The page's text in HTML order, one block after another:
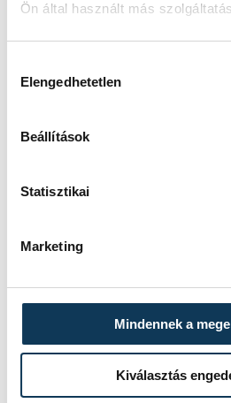
Ön által használt más
Elengedhetetlen
Beállítások
Statisztikai
Marketing
Mindennek a
Kiválasztás